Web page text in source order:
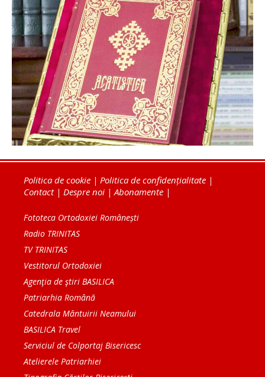
Politica de cookie | Politica de confidențialitate |
Contact| Despre noi | Abonamente |
Fototeca Ortodoxiei Românești
Radio TRINITAS
TV TRINITAS
Vestitorul Ortodoxiei
Agenţia de ştiri BASILICA
Patriarhia Română
Catedrala Mântuirii Neamului
BASILICA Travel
Serviciul de Colportaj Bisericesc
Atelierele Patriarhiei